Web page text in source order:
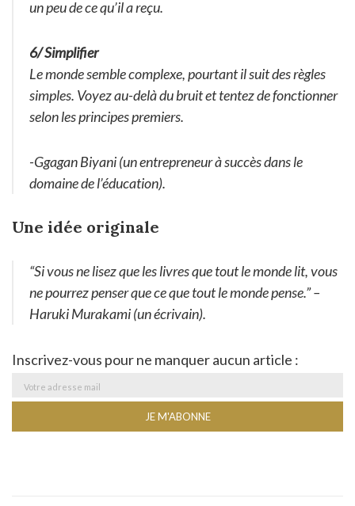
un peu de ce qu’il a reçu.
6/ Simplifier
Le monde semble complexe, pourtant il suit des règles
simples. Voyez au-delà du bruit et tentez de fonctionner
selon les principes premiers.
-Ggagan Biyani (un entrepreneur à succès dans le
domaine de l’éducation).
Une idée originale
“Si vous ne lisez que les livres que tout le monde lit, vous
ne pourrez penser que ce que tout le monde pense.” –
Haruki Murakami (un écrivain).
Inscrivez-vous pour ne manquer aucun article :